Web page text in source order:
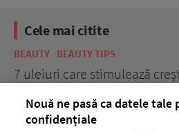
Cele mai citite
BEAUTY BEAUTY TIPS
7 uleiuri care stimulează
Nouă ne pasă ca datele tale
confidențiale